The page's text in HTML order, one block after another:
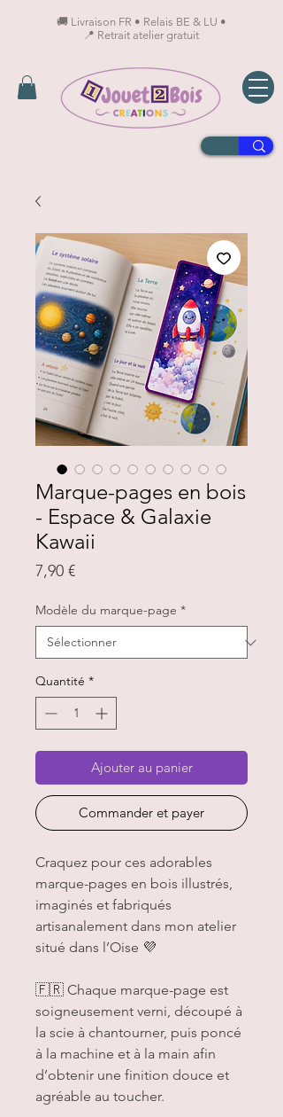
🚚 Livraison FR • Relais BE & LU •
📍 Retrait atelier gratuit
Marque-pages en bois
- Espace & Galaxie
Kawaii
7,90 €Prix
Modèle du marque-page *
Quantité *
Ajouter au panier
Commander et payer
Craquez pour ces adorables
marque-pages en bois illustrés,
imaginés et fabriqués
artisanalement dans mon atelier
situé dans l’Oise 💜
🇫🇷 Chaque marque-page est
soigneusement verni, découpé à
la scie à chantourner, puis poncé
à la machine et à la main afin
d’obtenir une finition douce et
agréable au toucher.